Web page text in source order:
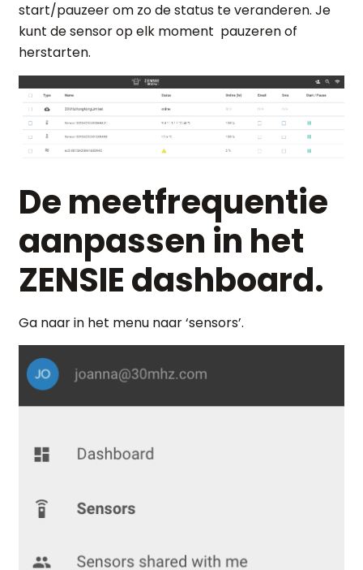
start/pauzeer om zo de status te veranderen. Je
kunt de sensor op elk moment pauzeren of
herstarten.
De meetfrequentie
aanpassen in het
ZENSIE dashboard.
Ga naar in het menu naar ‘sensors’.